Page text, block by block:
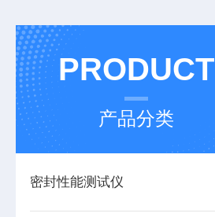
PRODUCT
产品分类
密封性能测试仪